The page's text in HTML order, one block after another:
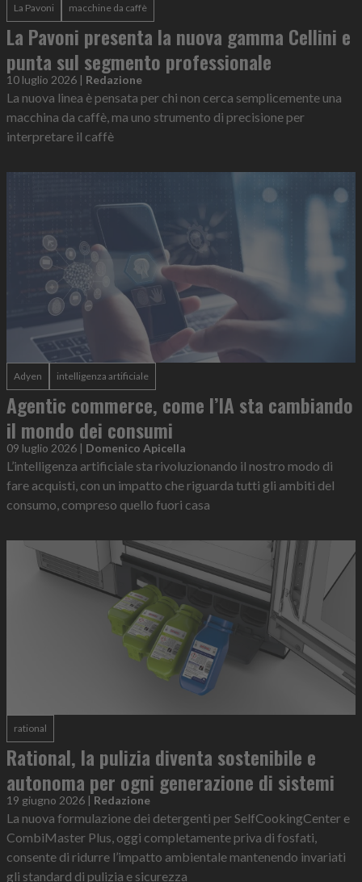
La Pavoni macchine da caffè
La Pavoni presenta la nuova gamma Cellini e
punta sul segmento professionale
10 luglio 2026 | Redazione
La nuova linea è pensata per chi non cerca semplicemente una
macchina da caffè, ma uno strumento di precisione per
interpretare il caffè
Adyen intelligenza artificiale
Agentic commerce, come l’IA sta cambiando
il mondo dei consumi
09 luglio 2026 Domenico Apicella
L’intelligenza artificiale sta rivoluzionando il nostro modo di
fare acquisti, con un impatto che riguarda tutti gli ambiti del
consumo, compreso quello fuori casa
rational
Rational, la pulizia diventa sostenibile e
autonoma per ogni generazione di sistemi
19 giugno 2026 Redazione
La nuova formulazione dei detergenti per SelfCookingCenter e
CombiMaster Plus, oggi completamente priva di fosfati,
consente di ridurre l’impatto ambientale mantenendo invariati
gli standard di pulizia e sicurezza